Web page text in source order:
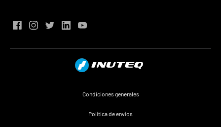
Condiciones generales
Política de envíos